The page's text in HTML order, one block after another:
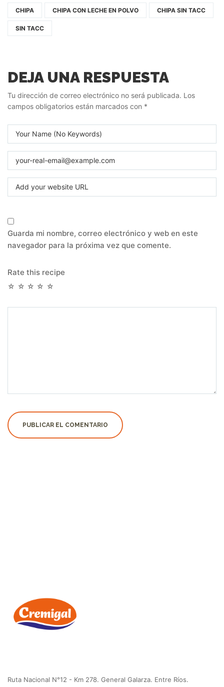
CHIPA CHIPA CON LECHE EN POLVO CHIPA SIN TACC
SIN TACC
DEJA UNA RESPUESTA
Tu dirección de correo electrónico no será publicada. Los
campos obligatorios están marcados con *
Guarda mi nombre, correo electrónico y web en este
navegador para la próxima vez que comente.
Rate this recipe
☆
☆
☆
☆
☆
Ruta Nacional N°12 - Km 278. General Galarza. Entre Ríos.